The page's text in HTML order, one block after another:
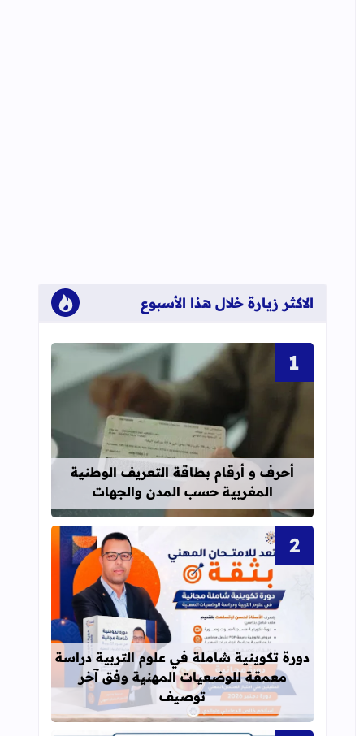
الاكثر زيارة خلال هذا الأسبوع
قراءة المزيد عن أحرف و أرقام
أحرف و أرقام بطاقة التعريف الوطنية
المغربية حسب المدن والجهات
قراءة المزيد عن دورة تكوينية
دورة تكوينية شاملة في علوم التربية دراسة
معمقة للوضعيات المهنية وفق آخر
توصيف